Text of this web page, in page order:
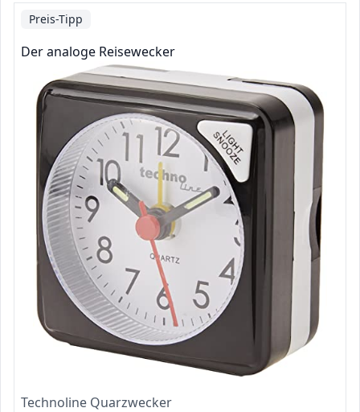
Preis-Tipp
Der analoge Reisewecker
Technoline Quarzwecker